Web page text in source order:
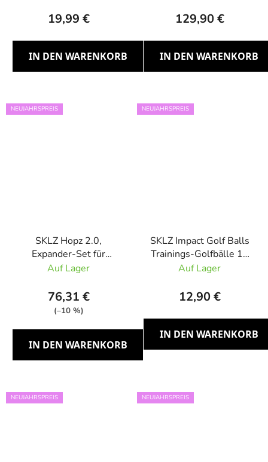
19,99 €
IN DEN WARENKORB
129,90 €
IN DEN WARENKORB
NEUJAHRSPREIS
SKLZ Hopz 2.0,
Expander-Set für
schnellere Beine
Auf Lager
76,31 €
(–10 %)
IN DEN WARENKORB
NEUJAHRSPREIS
SKLZ Impact Golf Balls
Trainings-Golfbälle 12
Stk.
Auf Lager
12,90 €
IN DEN WARENKORB
NEUJAHRSPREIS NEUJAHRSPREIS